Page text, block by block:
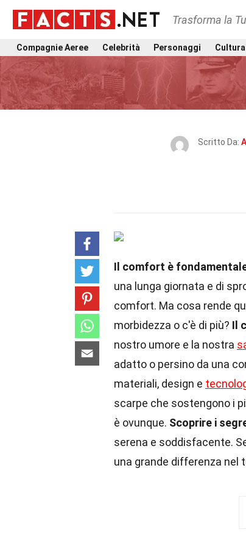
Trasforma la
Compagnie Aeree Celebrità Personaggi Cultura
Scritto Da:
Il comfort è
una lunga giornata e di
comfort. Ma cosa rende
morbidezza o c'è di più? Il
nostro umore e la nostra
adatto o persino da una
materiali, design e
scarpe che sostengono i
è ovunque. Scoprire i
serena e soddisfacente.
una grande differenza nel